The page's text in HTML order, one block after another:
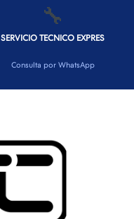
🔧
SERVICIO TECNICO EXPRES
Consulta por WhatsApp